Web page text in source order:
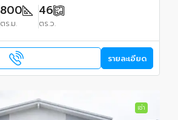
800
ตร.ม.
46
ตร.ว.
รายละเอียด
เช่า